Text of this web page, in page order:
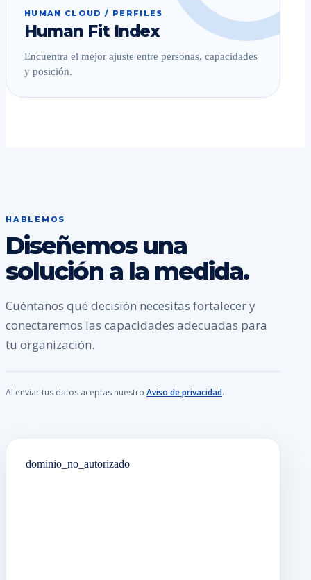
HUMAN CLOUD / PERFILES
Human Fit Index
Encuentra el mejor ajuste entre personas, capacidades
y posición.
HABLEMOS
Diseñemos una
solución a la medida.
Cuéntanos qué decisión necesitas fortalecer y
conectaremos las capacidades adecuadas para
tu organización.
Al enviar tus datos aceptas nuestro Aviso de privacidad.
dominio_no_autorizado